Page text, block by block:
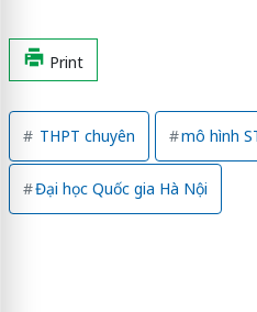
Print
THPT chuyên mô hình
Đại học Quốc gia Hà Nội